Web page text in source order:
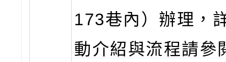
173巷內）辦理，
動介紹與流程請參